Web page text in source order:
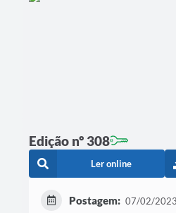
Edição nº 308
Ler online
Postagem: 07/02/